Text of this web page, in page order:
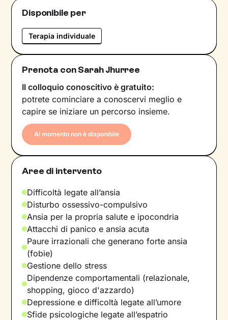
Disponibile per
Terapia individuale
Prenota con Sarah Jhurree
Il colloquio conoscitivo è gratuito:
potrete cominciare a conoscervi meglio e
capire se iniziare un percorso insieme.
Al momento non è disponibile
Aree di intervento
Difficoltà legate all’ansia
Disturbo ossessivo-compulsivo
Ansia per la propria salute e ipocondria
Attacchi di panico e ansia acuta
Paure irrazionali che generano forte ansia
(fobie)
Gestione dello stress
Dipendenze comportamentali (relazionale,
shopping, gioco d'azzardo)
Depressione e difficoltà legate all’umore
Sfide psicologiche legate all’espatrio